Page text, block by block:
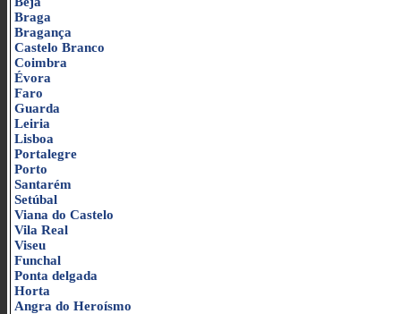
Braga
Bragança
Castelo Branco
Coimbra
Évora
Faro
Guarda
Leiria
Lisboa
Portalegre
Porto
Santarém
Setúbal
Viana do Castelo
Vila Real
Viseu
Funchal
Ponta delgada
Horta
Angra do Heroísmo